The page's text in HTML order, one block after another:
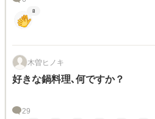
8
木曽ヒノキ
好きな鍋料理､何ですか？
29